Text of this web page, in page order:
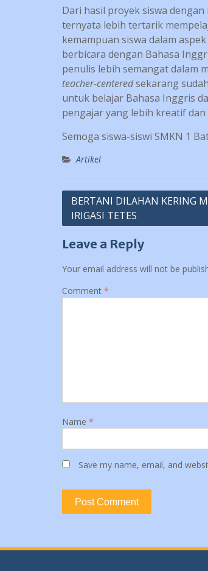
Dari hasil proyek siswa
ternyata lebih tertarik
kemampuan siswa dalam aspek
berbicara dengan Bahasa
penulis lebih semangat dalam
teacher-centeredsekarang
untuk belajar Bahasa Inggris
pengajar yang lebih kreatif
Semoga siswa-siswi SMKN 1
Artikel
Post
navigation
BERTANI DILAHAN KERING
IRIGASI TETES
Leave a Reply
Your email address will not be
Comment *
Name *
Save my name, email, and